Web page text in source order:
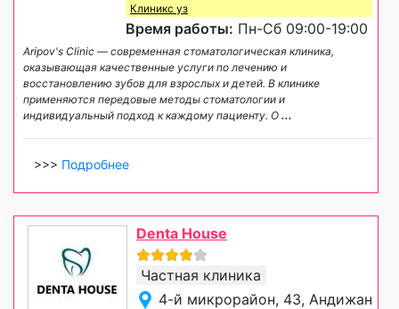
Клиникс уз
Время работы: Пн-Сб 09:00-19:00
Aripov's Clinic — современная стоматологическая клиника,
оказывающая качественные услуги по лечению и
восстановлению зубов для взрослых и детей. В клинике
применяются передовые методы стоматологии и
индивидуальный подход к каждому пациенту. О ...
>>> Подробнее
Denta House
Частная клиника
4-й микрорайон, 43, Андижан